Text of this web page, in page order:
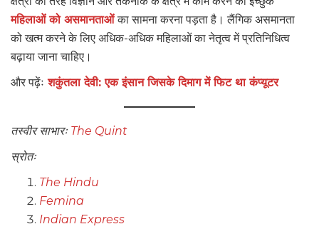
महिलाओं को असमानताओंका सामना करना पड़ता है। लैंगिक असमानता
को खत्म करने के लिए अधिक-अधिक महिलाओं का नेतृत्व में प्रतिनिधित्व
बढ़ाया जाना चाहिए।
और पढ़ेंः शकुंतला देवी: एक इंसान जिसके दिमाग में फिट था कंप्यूटर
तस्वीर साभारः The Quint
स्रोतः
The Hindu
Femina
Indian Express